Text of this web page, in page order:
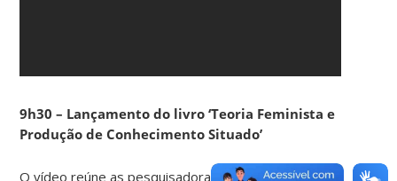
9h30 – Lançamento do livro ‘Teoria Feminista e
Produção de Conhecimento Situado’
O vídeo reúne as pesquisadoras Martha Patricia